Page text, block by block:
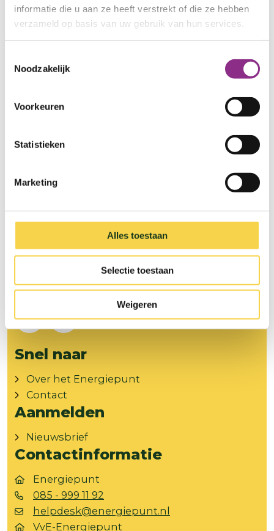
informatie die u aan ze heeft verstrekt of die ze hebben
verzameld op basis van uw gebruik van hun services.
Noodzakelijk
Voorkeuren
Statistieken
Marketing
Alles toestaan
Selectie toestaan
Weigeren
Het SlimmeBuren overzicht is een initiatief van
Klimaatstichting HIER.
Werkt de kaart niet goed? Ga naar de
website van
Slimme buren in Leusden
Volg ons op
Snel naar
Over het Energiepunt
Contact
Aanmelden
Nieuwsbrief
Contactinformatie
Energiepunt
085 - 999 11 92
helpdesk@energiepunt.nl
VvE-Energiepunt